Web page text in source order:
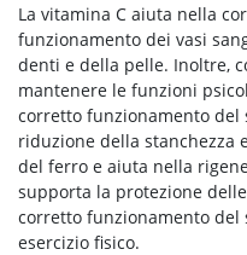
La vitamina C aiuta nella
funzionamento dei vasi
denti e della pelle. Inoltre,
mantenere le funzioni
corretto funzionamento del
riduzione della stanchezza
del ferro e aiuta nella
supporta la protezione
corretto funzionamento
esercizio fisico.